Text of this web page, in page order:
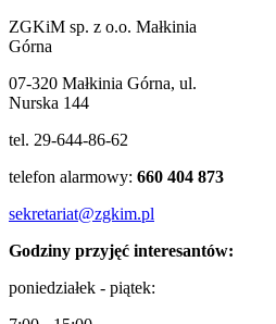
ZGKiM sp. z o.o. Małkinia
Górna
07-320 Małkinia Górna, ul.
Nurska 144
tel. 29-644-86-62
telefon alarmowy: 660 404 873
sekretariat@zgkim.pl
Godziny przyjęć interesantów:
poniedziałek - piątek: